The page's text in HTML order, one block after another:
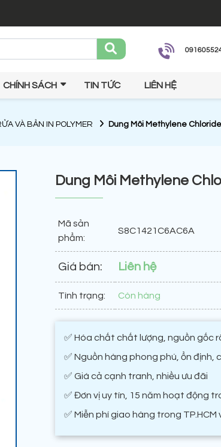
CHÍNH SÁCH TIN TỨC LIÊN HỆ
VÀ BẢN IN POLYMER Dung Môi Methylene Chloride
Dung Môi Methylene
Mã sản
phẩm:
S8C1421C6AC6A
Giá bán: Liên hệ
Tình trạng: Còn hàng
✅ Hóa chất chất lượng, nguồn gốc
✅ Nguồn hàng phong phú, ổn định,
✅ Giá cả cạnh tranh, nhiều ưu đãi
✅ Đơn vị uy tín, 15 năm hoạt động
✅ Miễn phí giao hàng trong